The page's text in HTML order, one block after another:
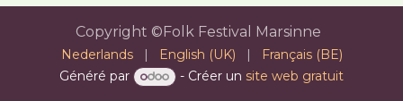
Copyright ©Folk Festival Marsinne
Nederlands | English (UK) |
Français (BE)
Généré par
- Créer un site web gratuit